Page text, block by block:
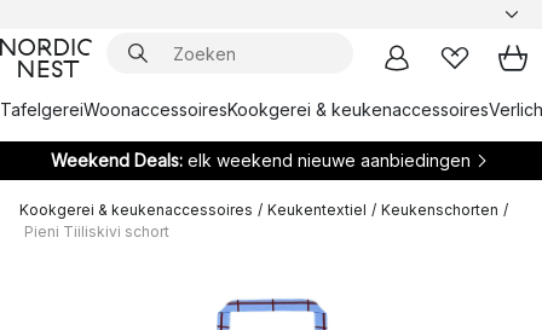
TafelgereiWoonaccessoiresKookgerei & keukenaccessoires
Weekend Deals: elk weekend nieuwe aanbiedingen
Kookgerei & keukenaccessoires / Keukentextiel / Keukenschorten /
Pieni Tiiliskivi schort